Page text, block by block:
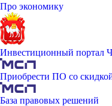
Про экономику
Инвестиционный портал
Приобрести ПО со
База правовых решений